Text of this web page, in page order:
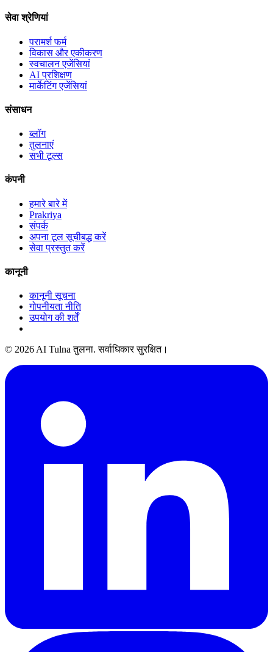
सेवा श्रेणियां
परामर्श फर्म
विकास और एकीकरण
स्वचालन एजेंसियां
AI प्रशिक्षण
मार्केटिंग एजेंसियां
संसाधन
ब्लॉग
तुलनाएं
सभी टूल्स
कंपनी
हमारे बारे में
Prakriya
संपर्क
अपना टूल सूचीबद्ध करें
सेवा प्रस्तुत करें
कानूनी
कानूनी सूचना
गोपनीयता नीति
उपयोग की शर्तें
© 2026 AI Tulna तुलना. सर्वाधिकार सुरक्षित।